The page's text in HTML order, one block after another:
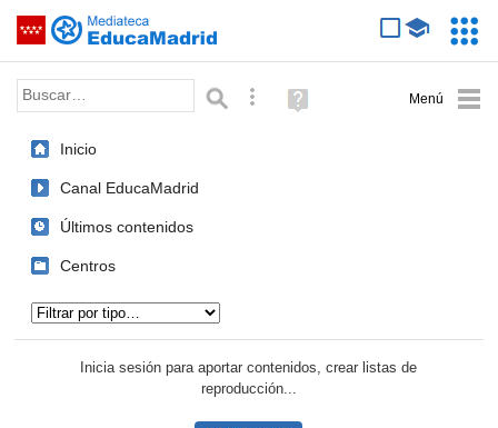
Saltar navegación
Palabra o frase: Búsqueda avanzada
Ayuda
(en
Inicio
Canal EducaMadrid
Últimos contenidos
Centros
Inicia sesión para aportar contenidos, crear listas de
reproducción...